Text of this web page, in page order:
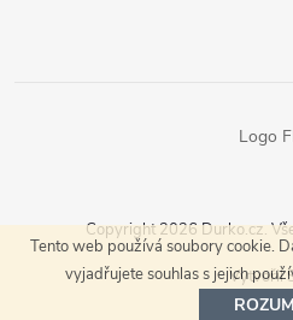
Tento web používá soubory cookie.
vyjadřujete souhlas s jejich
Logo
Vytvořil
Copyright 2026 Durko.cz.